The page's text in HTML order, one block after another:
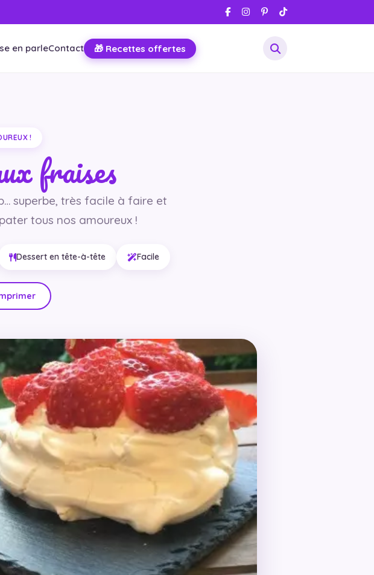
en parleContact 🎁 Recettes offertes
!
fraises
superbe, très facile à faire et
tous nos amoureux !
Dessert en tête-à-tête Facile